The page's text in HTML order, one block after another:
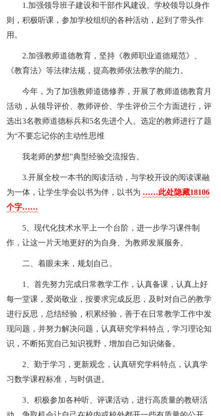
1.加强领导班子建设和干部作风建设。学校领导以身作
则，积极听课，参加学校组织的各种活动，起到了带头作
用。
2.加强教师道德教育，坚持《教师职业道德规范》、
《教育法》等法律法规，提高教师依法教学的能力。
今年，为了加强教师道德修养，开展了教师道德教育月
活动，从领导评价、教师评价、学生评价三个方面进行，评
选出3名教师道德标兵和5名先进个人。选定的教师进行了题
为“不要忘记你的主动性思维
我老师的梦想”典型经验交流报告。
3.开展全校一本书的阅读活动，与学校开设的阅读课融
为一体，让学生学会以书为伴，以书为 ……此处隐藏18106
个字……
5、现代化技术水平上一个台阶，进一步学习课件制
作，让这一片天地更好的为自身、为教师发展服务。
二、着眼未来，规划自己。
1、首先努力完成日常教学工作，认真备课，认真上好
每一堂课，爱岗敬业，按要求完成反思，及时对自己的教学
进行反思，总结经验，积累经验，善于在日常教学工作中发
现问题，并努力解决问题，认真研究学科特点，学习理论知
识，不断拓宽自己知识视野，增加自己知识储备。
2、勤于学习，更新观念，认真研究学科特点，认真学
习数学课程标准，与时俱进。
3、积极参加各种听、评课活动，进行高质量的教研活